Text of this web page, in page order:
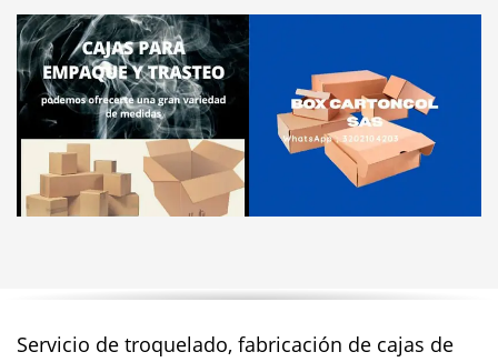
Servicio de troquelado, fabricación de cajas de